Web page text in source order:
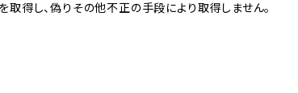
取得し、偽りその他不正の手段により取得しません。